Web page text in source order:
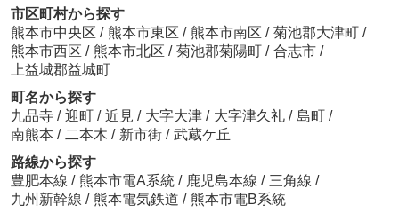
市区町村から探す
熊本市中央区 / 熊本市東区 / 熊本市南区 / 菊池郡大津町 /
熊本市西区 / 熊本市北区 / 菊池郡菊陽町 / 合志市 /
上益城郡益城町
町名から探す
九品寺 / 迎町 / 近見 / 大字大津 / 大字津久礼 / 島町 /
南熊本 / 二本木 / 新市街 / 武蔵ケ丘
路線から探す
豊肥本線 / 熊本市電A系統 / 鹿児島本線 / 三角線 /
九州新幹線 / 熊本電気鉄道 / 熊本市電B系統